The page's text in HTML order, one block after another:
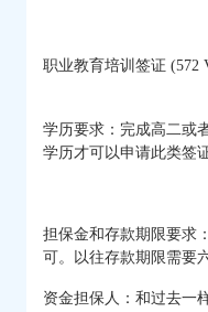
职业教育培训签证 (572
学历要求：完成高二或
学历才可以申请此类签
担保金和存款期限要求
可。以往存款期限需要
资金担保人：和过去一